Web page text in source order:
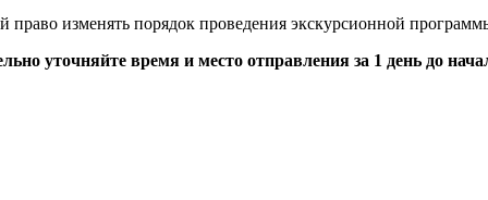
право изменять порядок проведения экскурсионной
уточняйте время и место отправления за 1 день до